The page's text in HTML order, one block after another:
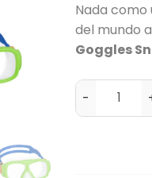
Nada
del mundo
Goggles
-